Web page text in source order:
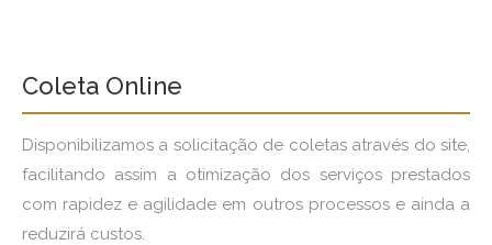
Coleta Online
Disponibilizamos a solicitação de coletas através do site,
facilitando assim a otimização dos serviços prestados
com rapidez e agilidade em outros processos e ainda a
reduzirá custos.